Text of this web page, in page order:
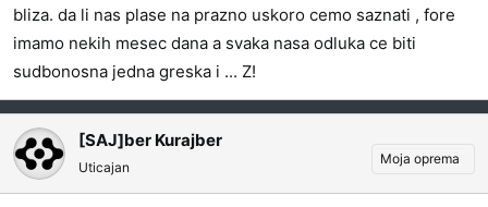
bliza. da li nas plase na prazno uskoro cemo saznati , fore
imamo nekih mesec dana a svaka nasa odluka ce biti
sudbonosna jedna greska i ... Z!
[SAJ]ber Kurajber
Uticajan
Moja oprema